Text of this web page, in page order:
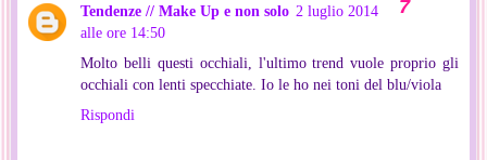
Tendenze // Make Up e non solo 2 luglio 2014
alle ore 14:50
Molto belli questi occhiali, l'ultimo trend vuole proprio gli
occhiali con lenti specchiate. Io le ho nei toni del blu/viola
Rispondi